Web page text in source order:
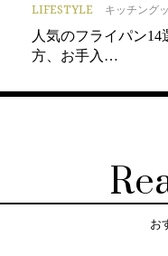
LIFESTYLE キッチング
人気のフライパン
方、お手入…
お